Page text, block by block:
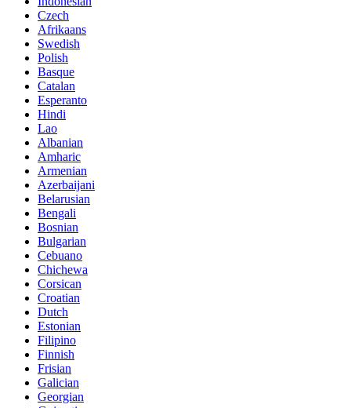
Czech
Afrikaans
Swedish
Polish
Basque
Catalan
Esperanto
Hindi
Lao
Albanian
Amharic
Armenian
Azerbaijani
Belarusian
Bengali
Bosnian
Bulgarian
Cebuano
Chichewa
Corsican
Croatian
Dutch
Estonian
Filipino
Finnish
Frisian
Galician
Georgian